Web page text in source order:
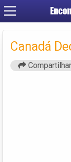
Canadá
Compartilhar